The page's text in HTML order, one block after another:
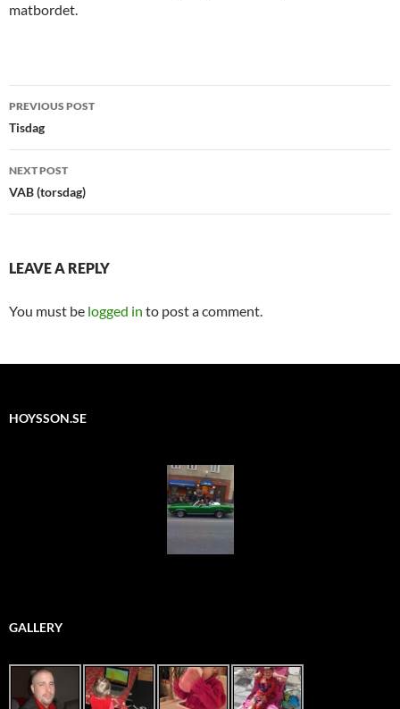
matbordet.
Post
navigation
PREVIOUS POST
Tisdag
NEXT POST
VAB (torsdag)
LEAVE A REPLY
You must be logged in to post a comment.
HOYSSON.SE
GALLERY